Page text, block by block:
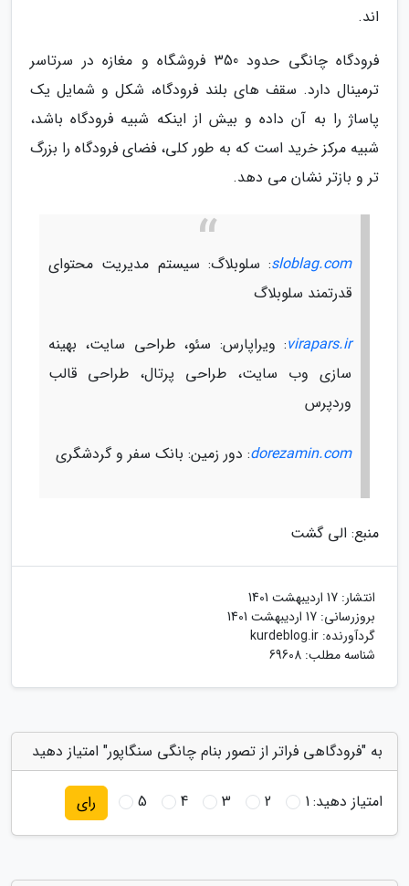
اند.
فرودگاه چانگی حدود 350 فروشگاه و مغازه در سرتاسر
ترمینال دارد. سقف های بلند فرودگاه، شکل و شمایل یک
پاساژ را به آن داده و بیش از اینکه شبیه فرودگاه باشد،
شبیه مرکز خرید است که به طور کلی، فضای فرودگاه را بزرگ
تر و بازتر نشان می دهد.
sloblag.com: سلوبلاگ: سیستم مدیریت محتوای
قدرتمند سلوبلاگ
virapars.ir: ویراپارس: سئو، طراحی سایت، بهینه
سازی وب سایت، طراحی پرتال، طراحی قالب
وردپرس
dorezamin.com: دور زمین: بانک سفر و گردشگری
منبع: الی گشت
انتشار: 17 اردیبهشت 1401
بروزرسانی: 17 اردیبهشت 1401
گردآورنده: kurdeblog.ir
شناسه مطلب: 69608
به "فرودگاهی فراتر از تصور بنام چانگی سنگاپور" امتیاز دهید
امتیاز دهید:1
2
3
4
5 رای